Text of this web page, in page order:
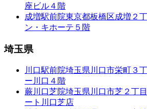
座ビル４階
成増駅前院東京都板橋区成増２
ン・キホーテ５階
埼玉県
川口駅前院埼玉県川口市栄町３
ー川口４階
蕨川口芝院埼玉県川口市芝２丁
ート川口芝店